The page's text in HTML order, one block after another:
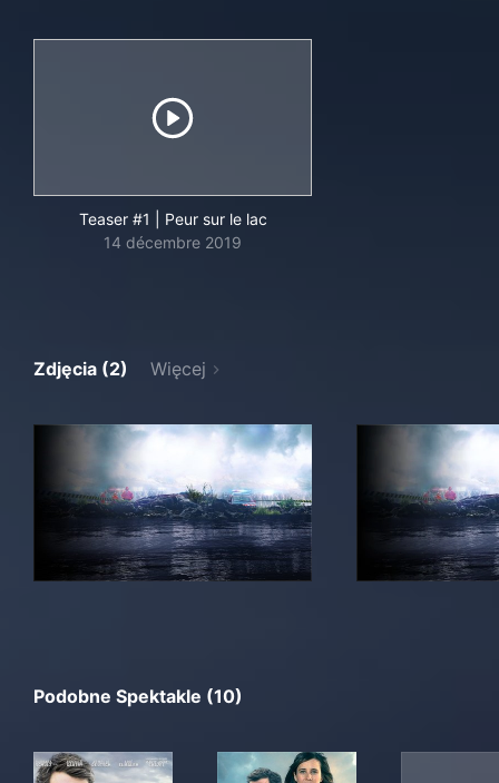
Teaser #1 | Peur sur le lac
14 décembre 2019
Zdjęcia (2) Więcej
Podobne Spektakle (10)